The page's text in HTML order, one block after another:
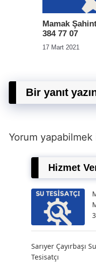
Mamak
384 77 07
17 Mart 2021
Bir yanıt
Yorum yapabilmek
Hizmet
Sarıyer Çayırbaşı
Tesisatçı